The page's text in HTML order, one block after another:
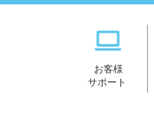
お客様
サポート